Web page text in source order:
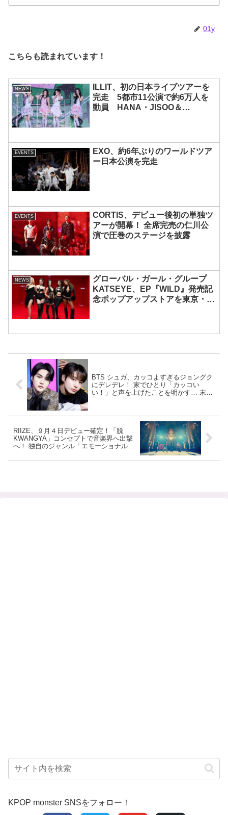
趣味が明らかに
01y
こちらも読まれています！
NEWS
ILLIT、初の日本ライブツアーを
完走 5都市11公演で約6万人を
動員 HANA・JISOO＆
EVENTS
EXO、約6年ぶりのワールドツア
ー日本公演を完走
EVENTS
CORTIS、デビュー後初の単独ツ
アーが開幕！ 全席完売の仁川公
演で圧巻のステージを披露
NEWS
グローバル・ガール・グループ
KATSEYE、EP『WILD』発売記
念ポップアップストアを東京・原
BTS シュガ、カッコよすぎるジョングク
にデレデレ！ 家でひとり「カッコい
い！」と声を上げたことを明かす… 末っ
RIIZE、９月４日デビュー確定！「脱
KWANGYA」コンセプトで音楽界へ出撃
へ！ 独自のジャンル「エモーショナルポ
KPOP monster SNSをフォロー！